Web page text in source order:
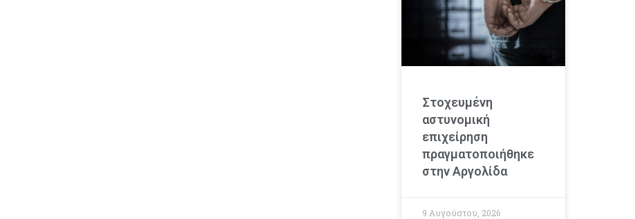
Στοχευμένη
αστυνομική
επιχείρηση
πραγματοποιήθηκε
στην Αργολίδα
9 Αυγούστου, 2026